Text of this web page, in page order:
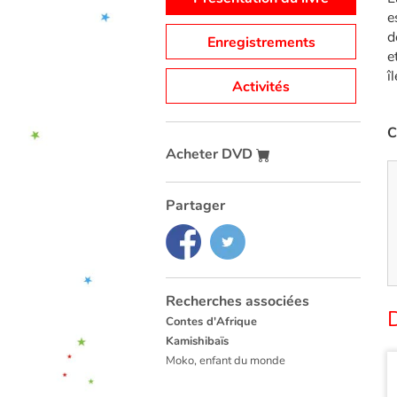
Enregistrements
Activités
Acheter DVD
Partager
Recherches associées
Contes d'Afrique
Kamishibaïs
Moko, enfant du monde